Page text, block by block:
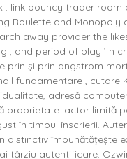
. link bouncy trader room
Roulette and Monopoly
away provider the
, and period of play ’ n
prin și prin angstrom
fundamentare , cutare
adresă
proprietate. actor limită
în timpul înscrierii.
distinctiv îmbunătățește
târziu autentificare.